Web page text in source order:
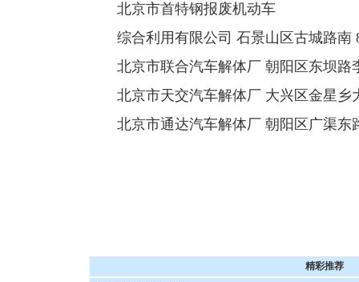
北京市首特钢报废机动车
综合利用有限公司 石景山区古城路南
北京市联合汽车解体厂 朝阳区东坝路李
北京市天交汽车解体厂 大兴区金星乡大
北京市通达汽车解体厂 朝阳区广渠东路
精彩推荐